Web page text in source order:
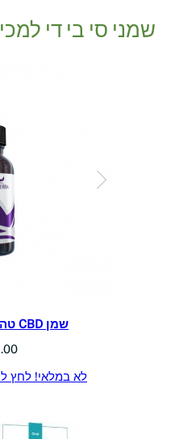
שמני סי בי די
שמן CBD טהור MEDTERRA
לא במלאי! לחץ